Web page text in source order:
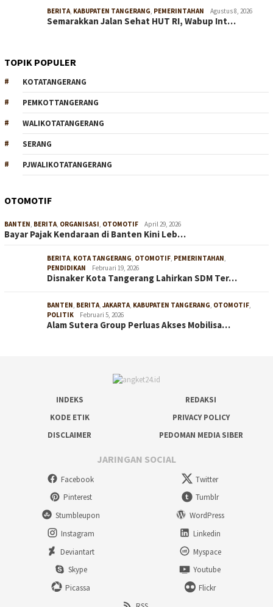
BERITA, KABUPATEN TANGERANG, PEMERINTAHAN Agustus 8, 2026
Semarakkan Jalan Sehat HUT RI, Wabup Int…
TOPIK POPULER
KOTATANGERANG
PEMKOTTANGERANG
WALIKOTATANGERANG
SERANG
PJWALIKOTATANGERANG
OTOMOTIF
BANTEN, BERITA, ORGANISASI, OTOMOTIF April 29, 2026
Bayar Pajak Kendaraan di Banten Kini Leb…
BERITA, KOTA TANGERANG, OTOMOTIF, PEMERINTAHAN,
PENDIDIKAN
Februari 19, 2026
Disnaker Kota Tangerang Lahirkan SDM Ter…
BANTEN, BERITA, JAKARTA, KABUPATEN TANGERANG, OTOMOTIF,
POLITIK
Februari 5, 2026
Alam Sutera Group Perluas Akses Mobilisa…
INDEKS
REDAKSI
KODE ETIK
PRIVACY POLICY
DISCLAIMER
PEDOMAN MEDIA SIBER
JARINGAN SOCIAL
Facebook
Twitter
Pinterest
Tumblr
Stumbleupon
WordPress
Instagram
Linkedin
Deviantart
Myspace
Skype
Youtube
Picassa
Flickr